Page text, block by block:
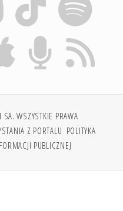
WSZYSTKIE PRAWA
Z PORTALU POLITYKA
PUBLICZNEJ